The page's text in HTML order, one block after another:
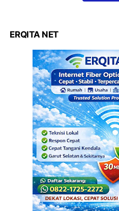
ERQITA NET